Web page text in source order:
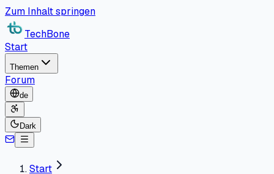
Zum Inhalt springen
TechBone
Start
Themen
Forum
de
Dark
Start